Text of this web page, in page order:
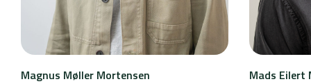
Magnus Møller Mortensen Mads Eilert